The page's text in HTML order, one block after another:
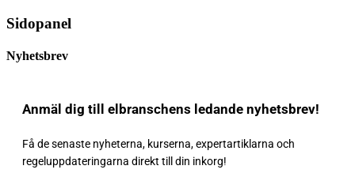
Sidopanel
Nyhetsbrev
Anmäl dig till elbranschens ledande nyhetsbrev!
Få de senaste nyheterna, kurserna, expertartiklarna och
regeluppdateringarna direkt till din inkorg!